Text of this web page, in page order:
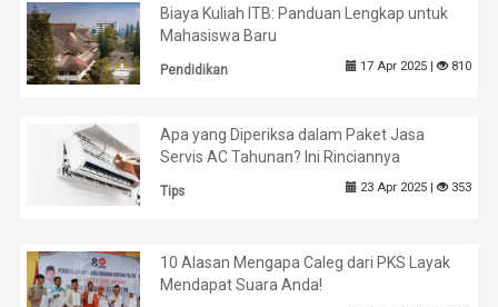
Biaya Kuliah ITB: Panduan Lengkap untuk
Mahasiswa Baru
Pendidikan 17 Apr 2025 | 810
Apa yang Diperiksa dalam Paket Jasa
Servis AC Tahunan? Ini Rinciannya
Tips 23 Apr 2025 | 353
10 Alasan Mengapa Caleg dari PKS Layak
Mendapat Suara Anda!